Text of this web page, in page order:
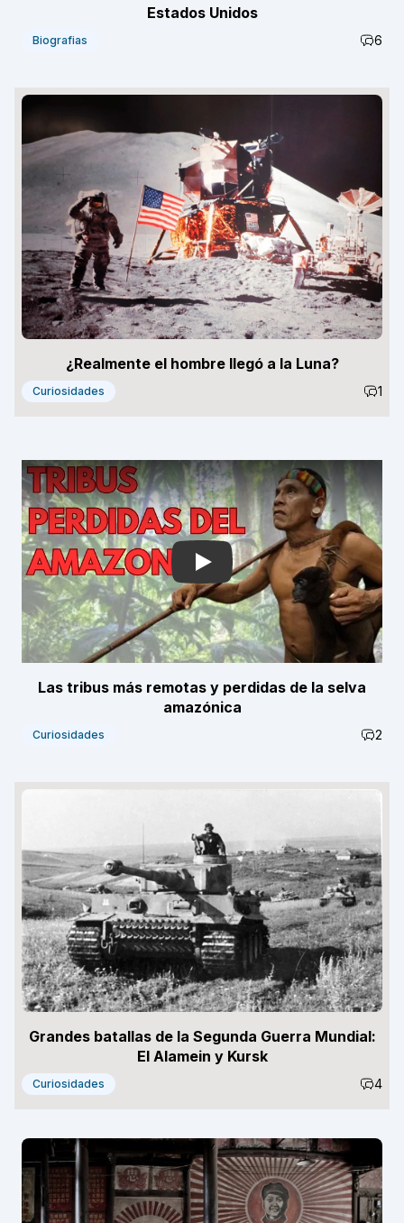
Estados Unidos
Biografias 6
¿Realmente el hombre llegó a la Luna?
Curiosidades 1
Las tribus más remotas y perdidas de la selva
amazónica
Play
Curiosidades 2
Grandes batallas de la Segunda Guerra Mundial:
El Alamein y Kursk
Curiosidades 4